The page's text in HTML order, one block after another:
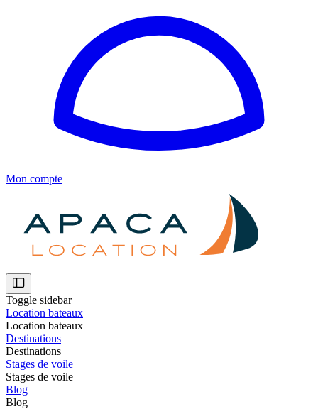
Mon compte
Toggle sidebar
Location bateaux
Location bateaux
Destinations
Destinations
Stages de voile
Stages de voile
Blog
Blog